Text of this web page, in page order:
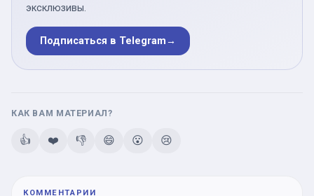
эксклюзивы.
Подписаться в Telegram→
КАК ВАМ МАТЕРИАЛ?
👍 ❤️ 👎 😄 😮 😢
КОММЕНТАРИИ